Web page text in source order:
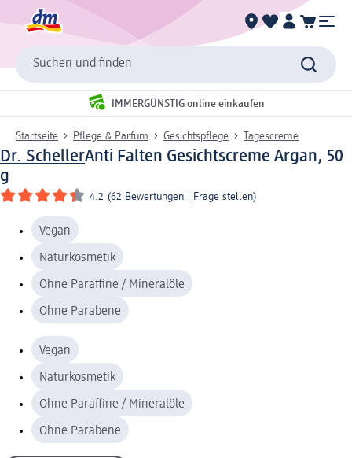
Suchen und finden
IMMERGÜNSTIG online einkaufen
Startseite Pflege & Parfum Gesichtspflege Tagescreme
Dr. SchellerAnti Falten Gesichtscreme Argan, 50
g
4.2 (62 Bewertungen Frage stellen)
Vegan
Naturkosmetik
Ohne Paraffine / Mineralöle
Ohne Parabene
Vegan
Naturkosmetik
Ohne Paraffine / Mineralöle
Ohne Parabene